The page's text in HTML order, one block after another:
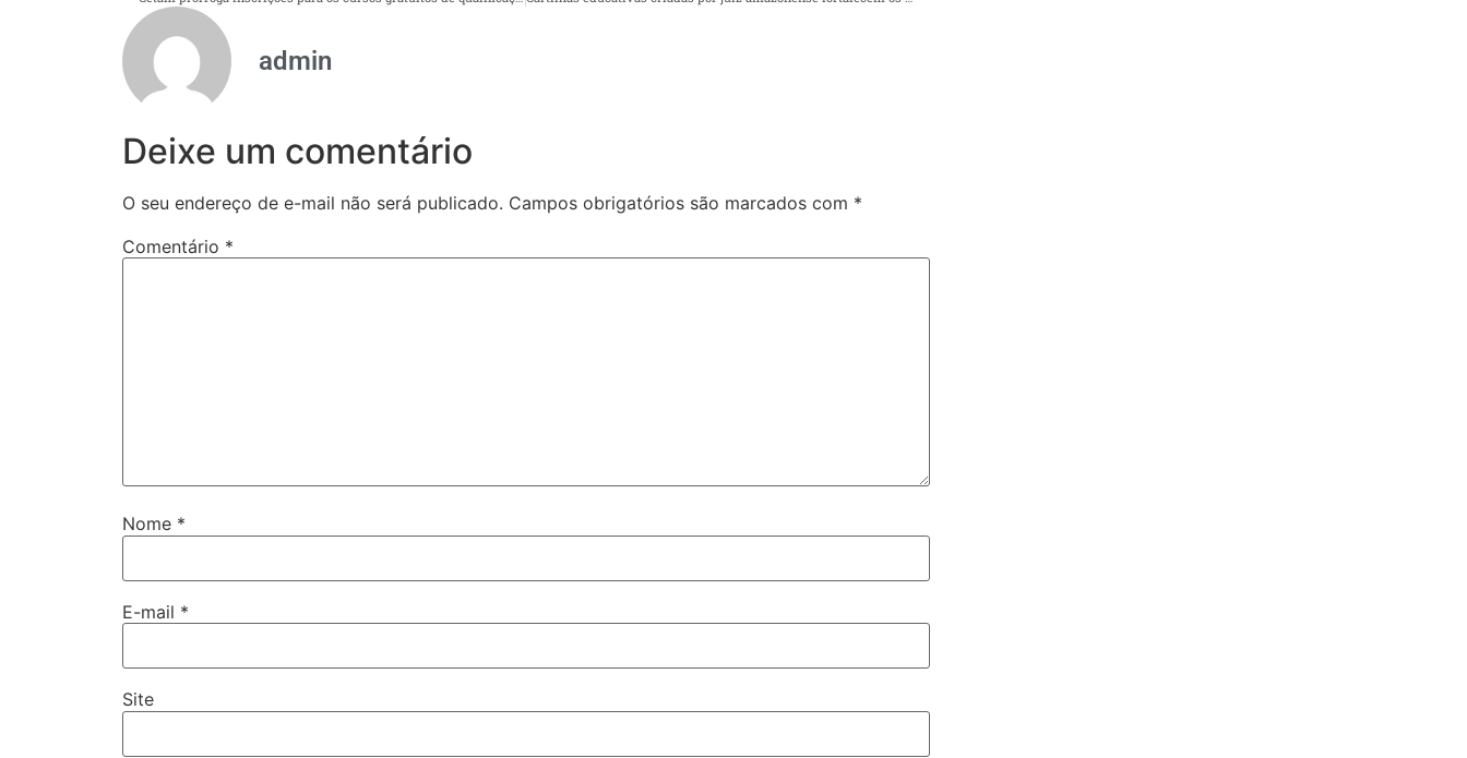
admin
Deixe um comentário
O seu endereço de e-mail não será publicado. Campos obrigatórios são marcados com *
Comentário *
Nome *
E-mail *
Site